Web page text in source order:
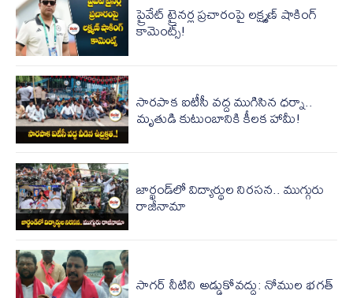
ప్రైవేట్ ట్రైనర్ల ప్రచారంపై లక్ష్మణ్ షాకింగ్
కామెంట్స్!
సారపాక ఐటీసీ వద్ద ముగిసిన ధర్నా..
మృతుడి కుటుంబానికి కీలక హామీ!
జార్ఖండ్‌లో విద్యార్థుల నిరసన.. ముగ్గురు
రాజీనామా
సాగర్ నీటిని అడ్డుకోవద్దు: నోముల భగత్